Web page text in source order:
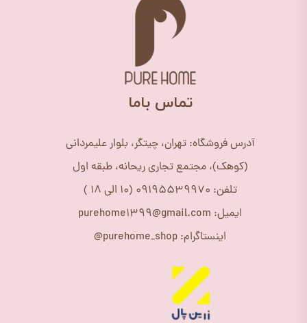
​تماس باما
آدرس فروشگاه: تهران، چیتگر، بلوار علیمردانی
(کوهک)، مجتمع تجاری ریحانه، طبقه اول
تلفن: 09195539970 (10 الی 18 )
ایمیل: purehome1399@gmail.com
اینستاگرام: purehome_shop@